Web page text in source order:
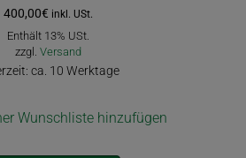
400,00€ inkl. USt.
Enthält 13% USt.
zzgl. Versand
ca. 10 Werktage
Wunschliste hinzufügen